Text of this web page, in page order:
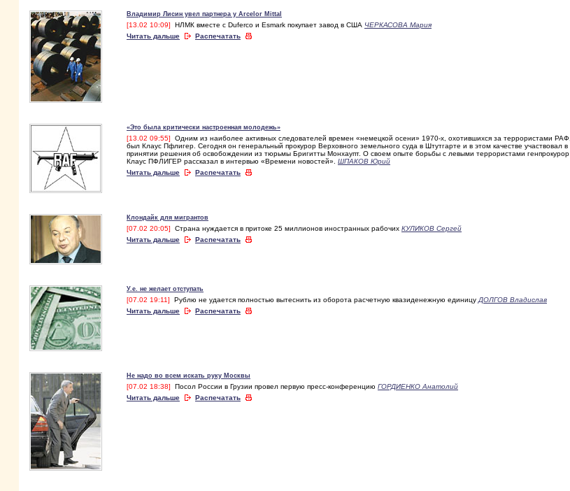
Владимир Лисин увел партнера у Arcelor Mittal
[13.02 10:09] НЛМК вместе с Duferco и Esmark покупает завод в США ЧЕРКАСОВА Мария
Читать дальше
Распечатать
«Это была критически настроенная молодежь»
[13.02 09:55] Одним из наиболее активных следователей времен «немецкой осени» 1970-х, охотившихся за террористами РАФ,
был Клаус Пфлигер. Сегодня он генеральный прокурор Верховного земельного суда в Штутгарте и в этом качестве участвовал в
принятии решения об освобождении из тюрьмы Бригитты Монхаупт. О своем опыте борьбы с левыми террористами генпрокурор
Клаус ПФЛИГЕР рассказал в интервью «Времени новостей». ШПАКОВ Юрий
Читать дальше
Распечатать
Клондайк для мигрантов
[07.02 20:05] Страна нуждается в притоке 25 миллионов иностранных рабочих КУЛИКОВ Сергей
Читать дальше
Распечатать
У.е. не желает отступать
[07.02 19:11] Рублю не удается полностью вытеснить из оборота расчетную квазиденежную единицу ДОЛГОВ Владислав
Читать дальше
Распечатать
Не надо во всем искать руку Москвы
[07.02 18:38] Посол России в Грузии провел первую пресс-конференцию ГОРДИЕНКО Анатолий
Читать дальше
Распечатать